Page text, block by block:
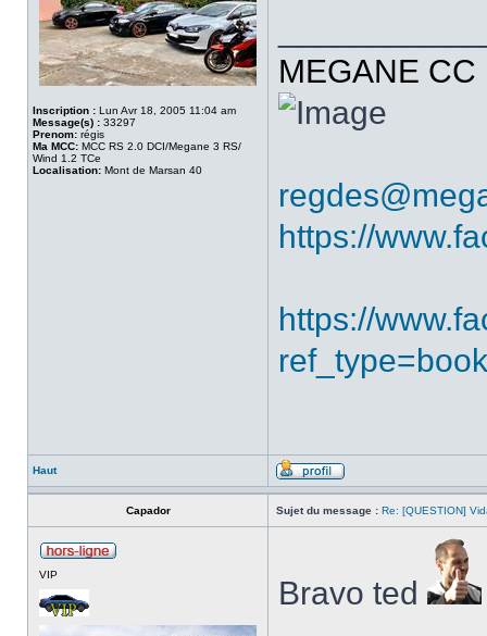
Inscription : Lun Avr 18, 2005 11:04 am
Message(s) : 33297
Prenom: régis
Ma MCC: MCC RS 2.0 DCI/Megane 3 RS/
Wind 1.2 TCe
Localisation: Mont de Marsan 40
MEGANE
https://
https://
Haut
Capador Sujet du message : Re: [QUESTION]
VIP
Bravo ted